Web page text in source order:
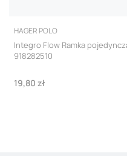
PRODUCENT
HAGER POLO
Integro Flow Ramka
918282510
Cena
19,80 zł